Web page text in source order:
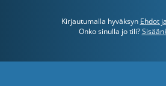
Kirjautumalla hyväksyn Ehdot
Onko sinulla jo tili?